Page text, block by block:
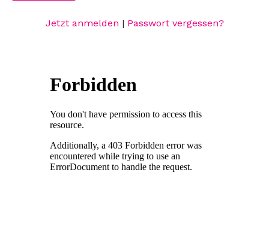
Jetzt anmelden | Passwort vergessen?